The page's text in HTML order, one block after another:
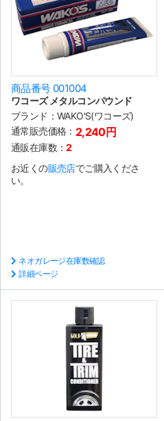
商品番号 001004
ワコーズ メタルコンパウンド
ブランド： WAKO'S(ワコーズ)
通常販売価格： 2,240円
通販在庫数：2
お近くの販売店でご購入くださ
い。
ネオガレージ在庫数確認
詳細ページ